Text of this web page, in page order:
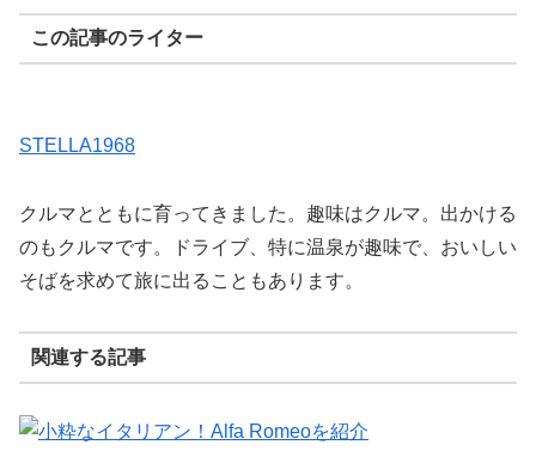
この記事のライター
STELLA1968
クルマとともに育ってきました。趣味はクルマ。出かける
のもクルマです。ドライブ、特に温泉が趣味で、おいしい
そばを求めて旅に出ることもあります。
関連する記事